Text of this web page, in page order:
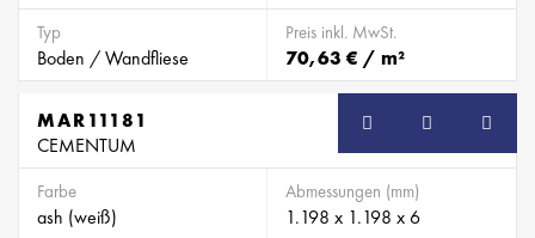
Typ
Boden / Wandfliese
Preis inkl. MwSt.
70,63 € / m²
MAR11181
CEMENTUM
Farbe
ash (weiß)
Abmessungen (mm)
1.198 x 1.198 x 6